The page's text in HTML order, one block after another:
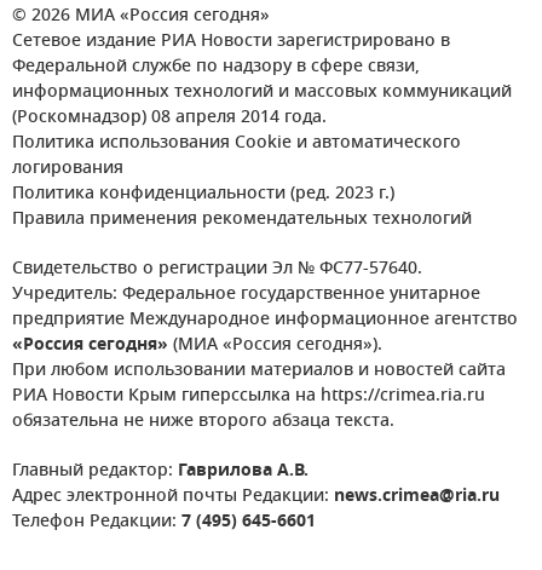
© 2026 МИА «Россия сегодня»
Сетевое издание РИА Новости зарегистрировано в
Федеральной службе по надзору в сфере связи,
информационных технологий и массовых коммуникаций
(Роскомнадзор) 08 апреля 2014 года.
Политика использования Cookie и автоматического
логирования
Политика конфиденциальности (ред. 2023 г.)
Правила применения рекомендательных технологий
Свидетельство о регистрации Эл № ФС77-57640.
Учредитель: Федеральное государственное унитарное
предприятие Международное информационное агентство
«Россия сегодня» (МИА «Россия сегодня»).
При любом использовании материалов и новостей сайта
РИА Новости Крым гиперссылка на https://crimea.ria.ru
обязательна не ниже второго абзаца текста.
Главный редактор: Гаврилова А.В.
Адрес электронной почты Редакции: news.crimea@ria.ru
Телефон Редакции: 7 (495) 645-6601